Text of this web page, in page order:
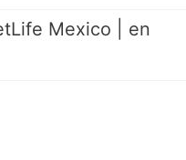
Mexico | en